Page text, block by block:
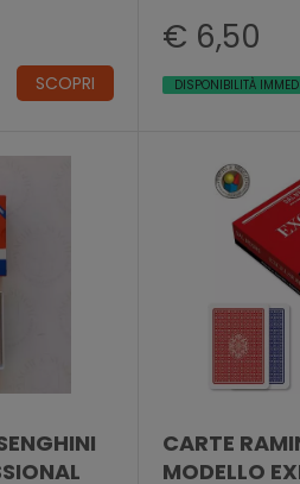
SCOPRI
€ 6,50
DISPONIBILITÀ
CARTE
MODELLO